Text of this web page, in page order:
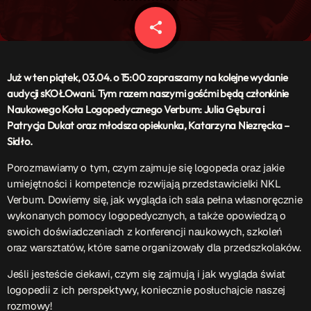
O nas
EKIPA
Rekrutacja Fraszka
Podcasty
Przydatne linki
Strona UJK
Klub WSPAK
Wirtualna Uczelnia
Biuro Karier
Punkt Interwencji Kryzysowej
share
email
Już w ten piątek, 03.04. o 15:00 zapraszamy na kolejne wydanie
audycji sKOŁOwani. Tym razem naszymi gośćmi będą członkinie
Naukowego Koła Logopedycznego Verbum: Julia Gębura i
Patrycja Dukat oraz młodsza opiekunka, Katarzyna Niezręcka –
Sidło.
Porozmawiamy o tym, czym zajmuje się logopeda oraz jakie
umiejętności i kompetencje rozwijają przedstawicielki NKL
Verbum. Dowiemy się, jak wygląda ich sala pełna własnoręcznie
wykonanych pomocy logopedycznych, a także opowiedzą o
swoich doświadczeniach z konferencji naukowych, szkoleń
oraz warsztatów, które same organizowały dla przedszkolaków.
Jeśli jesteście ciekawi, czym się zajmują i jak wygląda świat
logopedii z ich perspektywy, koniecznie posłuchajcie naszej
rozmowy!